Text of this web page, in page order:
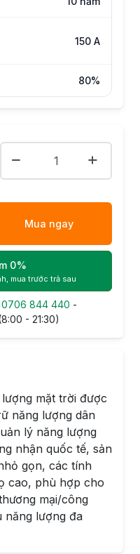
150 A
80%
Mua ngay
0%
mua trước trả sau
0706 844 440 -
- 21:30)
mặt trời được
năng lượng dân
lý năng lượng
nhận quốc tế, sản
gọn, các tính
cao, phù hợp cho
mại/công
năng lượng đa